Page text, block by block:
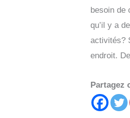
besoin de
qu’il y a
activités?
endroit.
Partagez